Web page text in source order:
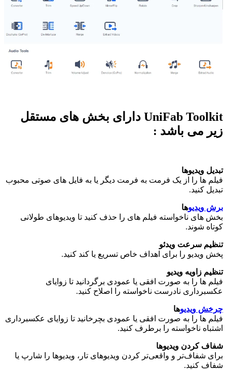
UniFab Toolkit دارای بخش های مستقل
زیر می باشد :
تبدیل ویدیوها
فیلم ها را از یک فرمت به فرمت دیگر یا به فایل های صوتی محبوب
تبدیل کنید.
برش ویدیوها
بخش های ناخواسته فیلم های را حذف کنید تا ویدیوهای طولانی
کوتاه شوند.
تنظیم سرعت ویدئو
پخش ویدیو را برای اهداف خاص تسریع یا کند کنید.
تنظیم زاویه ویدیو
فیلم ها را به صورت افقی یا عمودی برگردانید تا زوایای
عکسبرداری نادرست ناخواسته را اصلاح کنید.
چرخش ویدیوها
فیلم ها را به صورت افقی یا عمودی بچرخانید تا زوایای عکسبرداری
اشتباه ناخواسته را برطرف کنید.
شفاف کردن ویدیوها
برای شفاف‌تر و واقعی‌تر کردن ویدیوهای تار، ویدیوها را شارپ یا
شفاف کنید.